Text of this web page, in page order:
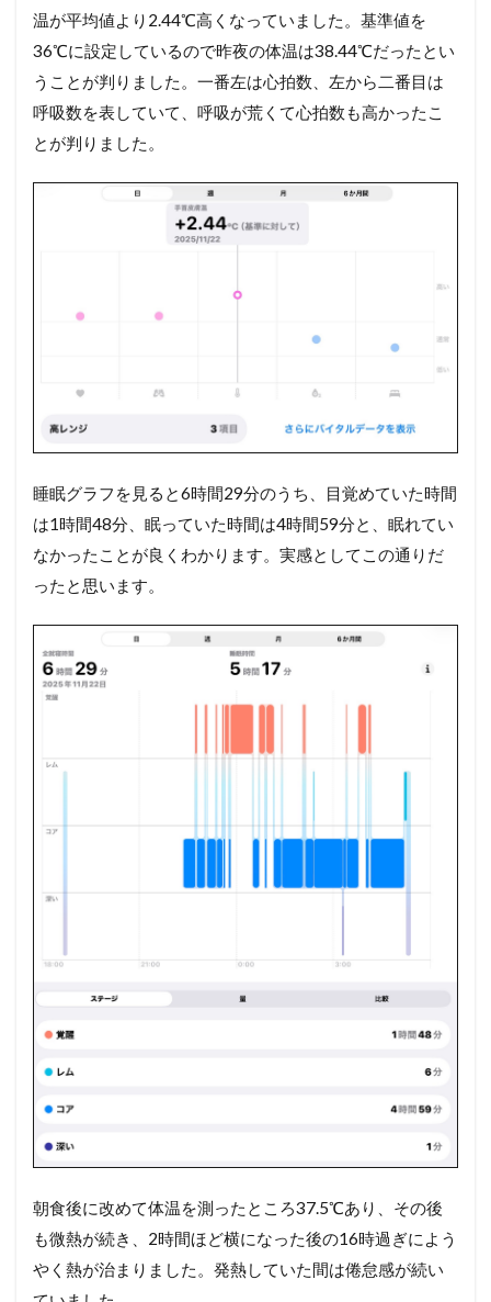
温が平均値より2.44℃高くなっていました。基準値を
36℃に設定しているので昨夜の体温は38.44℃だったとい
うことが判りました。一番左は心拍数、左から二番目は
呼吸数を表していて、呼吸が荒くて心拍数も高かったこ
とが判りました。
睡眠グラフを見ると6時間29分のうち、目覚めていた時間
は1時間48分、眠っていた時間は4時間59分と、眠れてい
なかったことが良くわかります。実感としてこの通りだ
ったと思います。
朝食後に改めて体温を測ったところ37.5℃あり、その後
も微熱が続き、2時間ほど横になった後の16時過ぎによう
やく熱が治まりました。発熱していた間は倦怠感が続い